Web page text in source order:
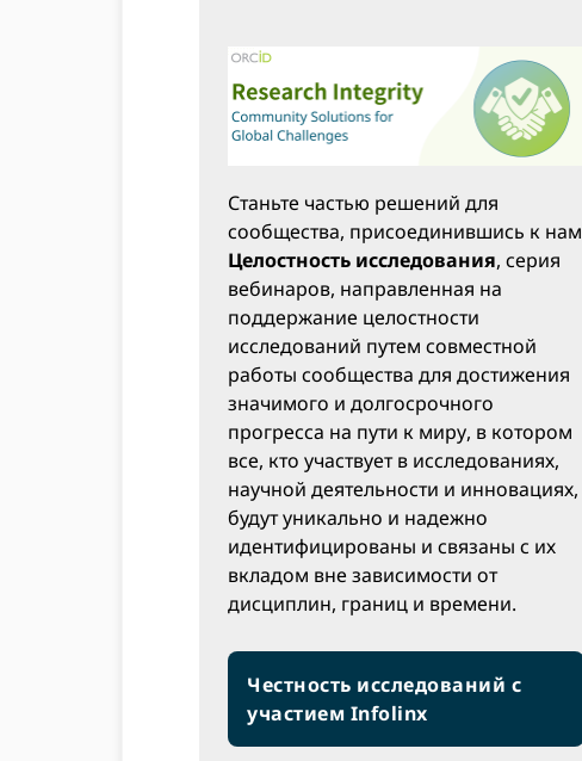
Станьте частью решений для
сообщества, присоединившись к нам
Целостность исследования, серия
вебинаров, направленная на
поддержание целостности
исследований путем совместной
работы сообщества для достижения
значимого и долгосрочного
прогресса на пути к миру, в котором
все, кто участвует в исследованиях,
научной деятельности и инновациях,
будут уникально и надежно
идентифицированы и связаны с их
вкладом вне зависимости от
дисциплин, границ и времени.
Честность исследований с
участием Infolinx